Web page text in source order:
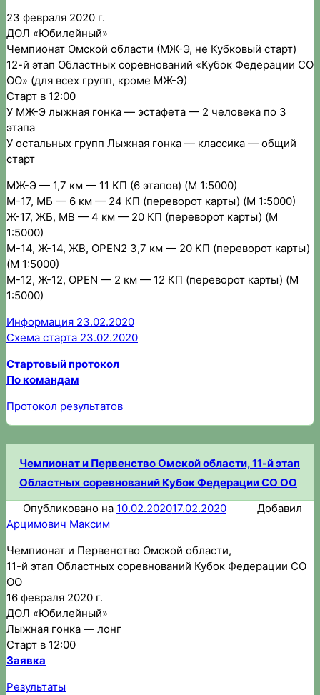
23 февраля 2020 г.
ДОЛ «Юбилейный»
Чемпионат Омской области (МЖ-Э, не Кубковый старт)
12-й этап Областных соревнований «Кубок Федерации СО
ОО» (для всех групп, кроме МЖ-Э)
Старт в 12:00
У МЖ-Э лыжная гонка — эстафета — 2 человека по 3
этапа
У остальных групп Лыжная гонка — классика — общий
старт
МЖ-Э — 1,7 км — 11 КП (6 этапов) (М 1:5000)
М-17, МБ — 6 км — 24 КП (переворот карты) (М 1:5000)
Ж-17, ЖБ, МВ — 4 км — 20 КП (переворот карты) (М
1:5000)
М-14, Ж-14, ЖВ, OPEN2 3,7 км — 20 КП (переворот карты)
(М 1:5000)
М-12, Ж-12, OPEN — 2 км — 12 КП (переворот карты) (М
1:5000)
Информация 23.02.2020
Схема старта 23.02.2020
Стартовый протокол
По командам
Протокол результатов
Чемпионат и Первенство Омской области, 11-й этап
Областных соревнований Кубок Федерации СО ОО
Опубликовано на 10.02.202017.02.2020
Добавил
Арцимович Максим
Чемпионат и Первенство Омской области,
11-й этап Областных соревнований Кубок Федерации СО
ОО
16 февраля 2020 г.
ДОЛ «Юбилейный»
Лыжная гонка — лонг
Старт в 12:00
Заявка
Результаты